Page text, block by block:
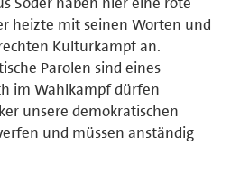
heizte mit seinen Worten und
Kulturkampf an.
Parolen sind eines
im Wahlkampf dürfen
unsere demokratischen
und müssen anständig